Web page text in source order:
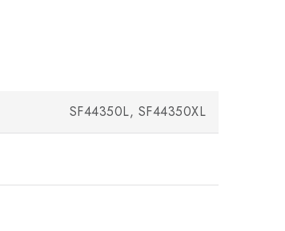
SF44350L, SF44350XL